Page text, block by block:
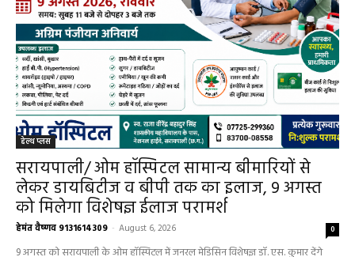
हेल्थ प्लस
सरायपाली/ ओम हॉस्पिटल सामान्य बीमारियों से
लेकर डायबिटीज व बीपी तक का इलाज, 9 अगस्त
को मिलेगा विशेषज्ञ ईलाज परामर्श
हेमंत वैष्णव 9131614309 - August 6, 2026 0
9 अगस्त को सरायपाली के ओम हॉस्पिटल में जनरल मेडिसिन विशेषज्ञ डॉ. एस. कुमार देंगे